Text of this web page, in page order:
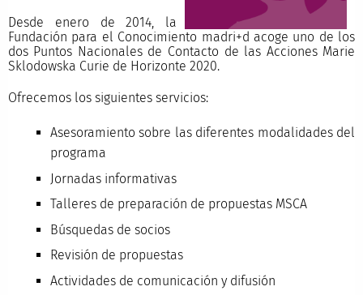
Desde enero de 2014, la
Fundación para el Conocimiento madri+d acoge uno de los
dos Puntos Nacionales de Contacto de las Acciones Marie
Sklodowska Curie de Horizonte 2020.
Ofrecemos los siguientes servicios:
Asesoramiento sobre las diferentes modalidades del
programa
Jornadas informativas
Talleres de preparación de propuestas MSCA
Búsquedas de socios
Revisión de propuestas
Actividades de comunicación y difusión